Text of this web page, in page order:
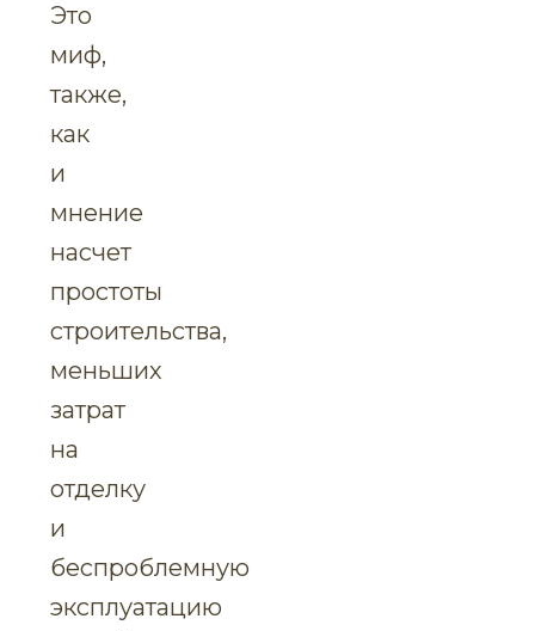
Это
миф,
также,
как
и
мнение
насчет
простоты
строительства,
меньших
затрат
на
отделку
и
беспроблемную
эксплуатацию